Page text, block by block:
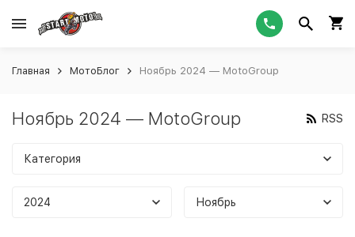
Главная МотоБлог Ноябрь 2024 — MotoGroup
Ноябрь 2024 — MotoGroup RSS
Категория
2024 Ноябрь